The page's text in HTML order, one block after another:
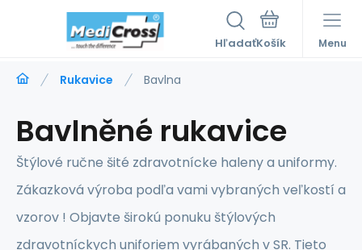
Hľadať Menu
Rukavice Bavlna
Bavlněné rukavice
Štýlové ručne šité zdravotnícke haleny a uniformy.
Zákazková výroba podľa vami vybraných veľkostí a
vzorov ! Objavte širokú ponuku štýlových
zdravotníckych uniforiem vyrábaných v SR. Tieto